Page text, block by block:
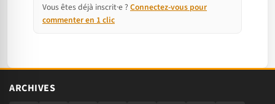
Vous êtes déjà inscrit·e ? Connectez-vous pour
commenter en 1 clic
ARCHIVES